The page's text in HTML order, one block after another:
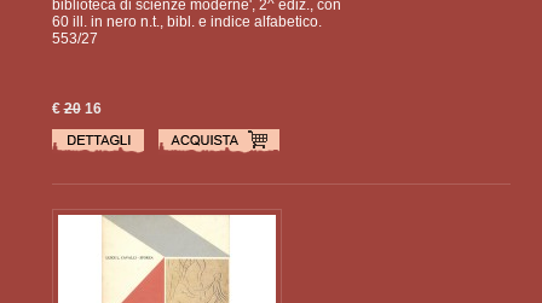
biblioteca di scienze moderne', 2^ ediz., con
60 ill. in nero n.t., bibl. e indice alfabetico.
553/27
€2016